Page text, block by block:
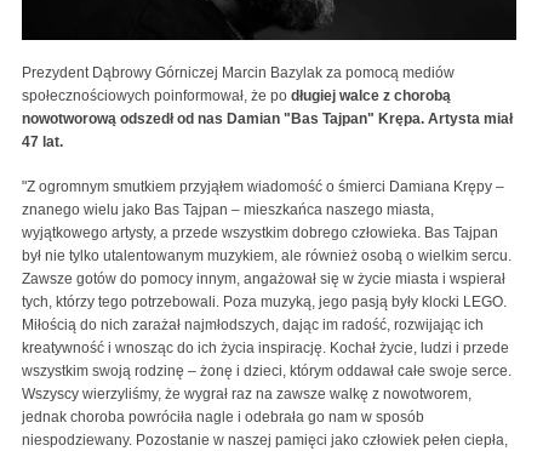
Prezydent Dąbrowy Górniczej Marcin Bazylak za pomocą mediów
społecznościowych poinformował, że po długiej walce z chorobą
nowotworową odszedł od nas Damian "Bas Tajpan" Krępa. Artysta miał
47 lat.
"Z ogromnym smutkiem przyjąłem wiadomość o śmierci Damiana Krępy –
znanego wielu jako Bas Tajpan – mieszkańca naszego miasta,
wyjątkowego artysty, a przede wszystkim dobrego człowieka. Bas Tajpan
był nie tylko utalentowanym muzykiem, ale również osobą o wielkim sercu.
Zawsze gotów do pomocy innym, angażował się w życie miasta i wspierał
tych, którzy tego potrzebowali. Poza muzyką, jego pasją były klocki LEGO.
Miłością do nich zarażał najmłodszych, dając im radość, rozwijając ich
kreatywność i wnosząc do ich życia inspirację. Kochał życie, ludzi i przede
wszystkim swoją rodzinę – żonę i dzieci, którym oddawał całe swoje serce.
Wszyscy wierzyliśmy, że wygrał raz na zawsze walkę z nowotworem,
jednak choroba powróciła nagle i odebrała go nam w sposób
niespodziewany. Pozostanie w naszej pamięci jako człowiek pełen ciepła,